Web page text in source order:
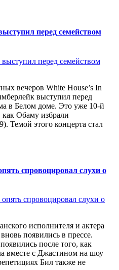
перед семейством
вечеров White House’s In
выступил перед
в Белом доме. Это уже 10-й
как Обаму избрали
Темой этого концерта стал
спровоцировал слухи о
исполнителя и актера
появились в прессе.
после того, как
вместе с Джастином на шоу
Бил также не